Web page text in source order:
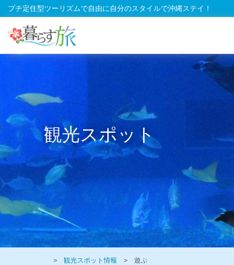
プチ定住型ツーリズムで自由に自分のスタイルで沖縄ステイ！
観光スポット
> 観光スポット情報 > 遊ぶ